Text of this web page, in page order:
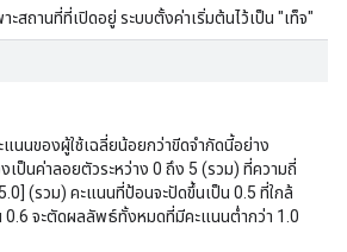
ะสถานที่ที่เปิดอยู่ ระบบตั้งค่าเริ่มต้นไว้เป็น "เท็จ"
นนของผู้ใช้เฉลี่ยน้อยกว่าขีดจำกัดนี้อย่าง
ป็นค่าลอยตัวระหว่าง 0 ถึง 5 (รวม) ที่ความถี่
(รวม) คะแนนที่ป้อนจะปัดขึ้นเป็น 0.5 ที่ใกล้
0.6 จะตัดผลลัพธ์ทั้งหมดที่มีคะแนนต่ำกว่า 1.0